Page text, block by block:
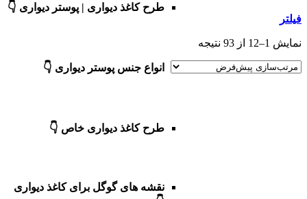
طرح کاغذ دیواری | پوستر دیواری 👇
انواع جنس پوستر دیواری 👇
طرح کاغذ دیواری خاص 👇
نقشه های گوگل برای کاغذ دیواری
فیلتر
نمایش 1–12 از 93 نتیجه